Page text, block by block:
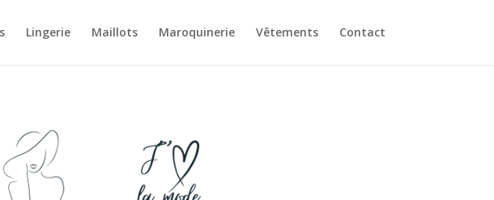
Lingerie Maillots Maroquinerie Vêtements Contact